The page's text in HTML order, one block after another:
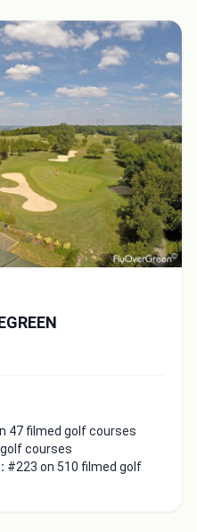
47 filmed golf courses
courses
#223 on 510 filmed golf